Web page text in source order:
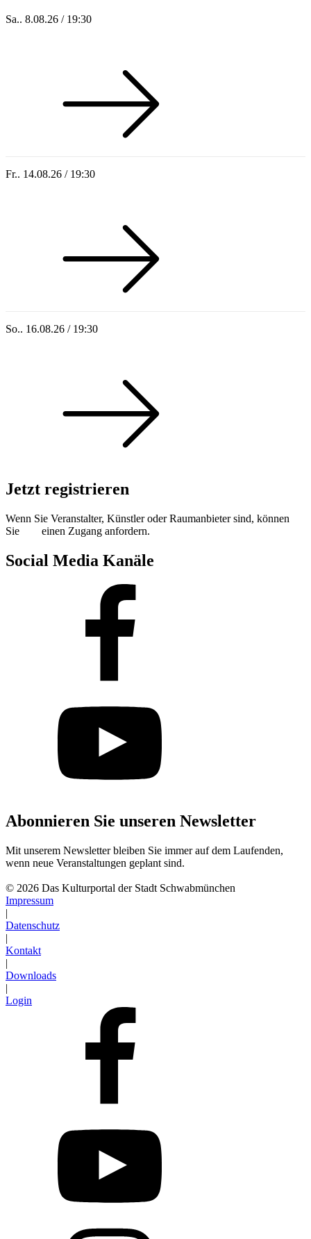
Sa.. 8.08.26 / 19:30
Fr.. 14.08.26 / 19:30
So.. 16.08.26 / 19:30
Jetzt registrieren
Wenn Sie Veranstalter, Künstler oder Raumanbieter sind, können
Sie
einen Zugang anfordern.
Social Media Kanäle
Abonnieren Sie unseren Newsletter
Mit unserem Newsletter bleiben Sie immer auf dem Laufenden,
wenn neue Veranstaltungen geplant sind.
© 2026 Das Kulturportal der Stadt Schwabmünchen
Impressum
|
Datenschutz
|
Kontakt
|
Downloads
|
Login